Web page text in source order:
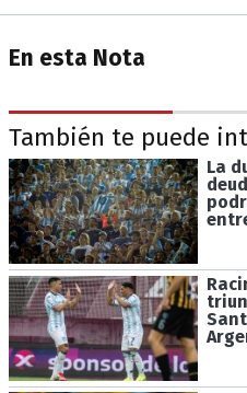
En esta Nota
También te puede
La